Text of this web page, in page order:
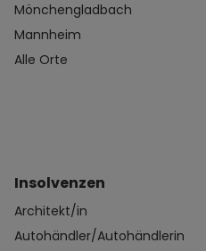
Mönchengladbach
Mannheim
Alle Orte
Insolvenzen
Architekt/in
Autohändler/Autohändlerin